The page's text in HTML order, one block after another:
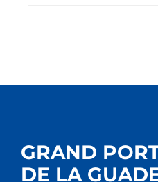
GRAND
DE LA